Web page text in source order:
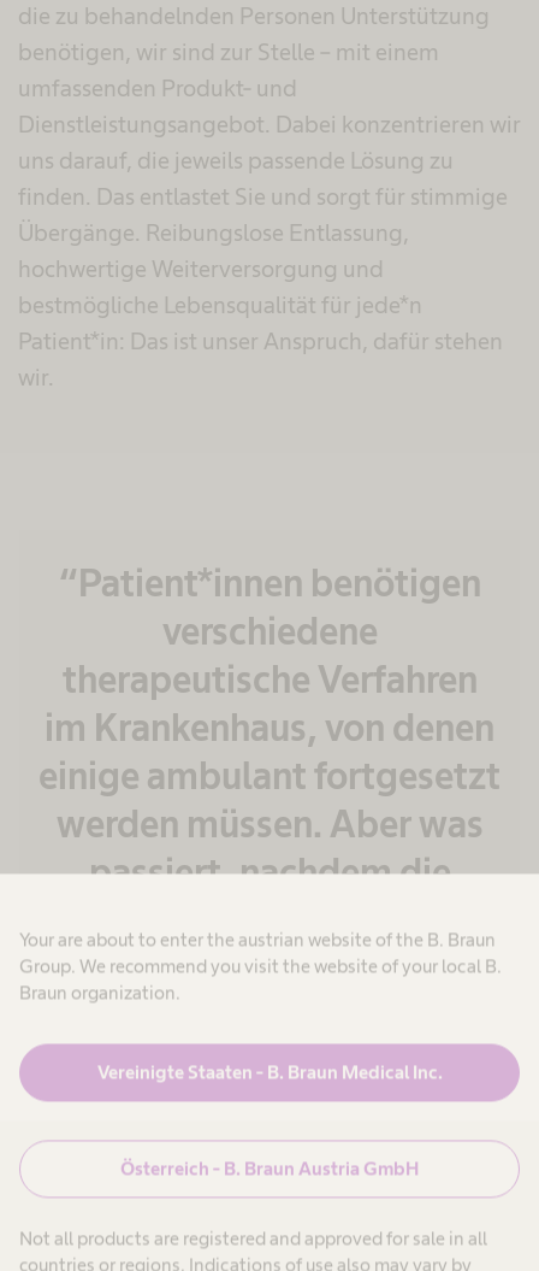
Your are about to enter the austrian website of the B. Braun
Group. We recommend you visit the website of your local B.
Braun organization.
Vereinigte Staaten - B. Braun Medical Inc.
Österreich - B. Braun Austria GmbH
Not all products are registered and approved for sale in all
countries or regions. Indications of use also may vary by
die zu behandelnden Personen Unterstützung
benötigen, wir sind zur Stelle – mit einem
umfassenden Produkt- und
Dienstleistungsangebot. Dabei konzentrieren wir
uns darauf, die jeweils passende Lösung zu
finden. Das entlastet Sie und sorgt für stimmige
Übergänge. Reibungslose Entlassung,
hochwertige Weiterversorgung und
bestmögliche Lebensqualität für jede*n
Patient*in: Das ist unser Anspruch, dafür stehen
wir.
“Patient*innen benötigen
verschiedene
therapeutische Verfahren
im Krankenhaus, von denen
einige ambulant fortgesetzt
werden müssen. Aber was
passiert, nachdem die
Krankenhaus entlassen
wurden? Es gibt eine Lücke
in der Pflege, die
geschlossen werden muss.
Ich bin froh, dass ich meine
Patient*innen nach der
Entlassung in die Hände